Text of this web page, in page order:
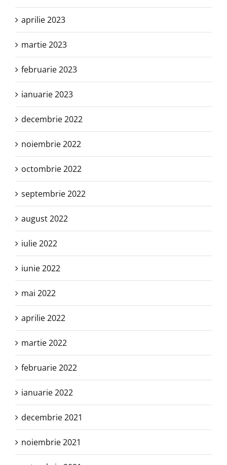
aprilie 2023
martie 2023
februarie 2023
ianuarie 2023
decembrie 2022
noiembrie 2022
octombrie 2022
septembrie 2022
august 2022
iulie 2022
iunie 2022
mai 2022
aprilie 2022
martie 2022
februarie 2022
ianuarie 2022
decembrie 2021
noiembrie 2021